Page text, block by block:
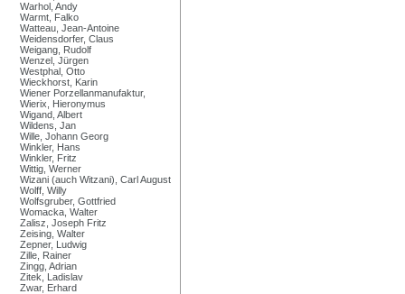
Warhol, Andy
Warmt, Falko
Watteau, Jean-Antoine
Weidensdorfer, Claus
Weigang, Rudolf
Wenzel, Jürgen
Westphal, Otto
Wieckhorst, Karin
Wiener Porzellanmanufaktur,
Wierix, Hieronymus
Wigand, Albert
Wildens, Jan
Wille, Johann Georg
Winkler, Hans
Winkler, Fritz
Wittig, Werner
Wizani (auch Witzani), Carl August
Wolff, Willy
Wolfsgruber, Gottfried
Womacka, Walter
Zalisz, Joseph Fritz
Zeising, Walter
Zepner, Ludwig
Zille, Rainer
Zingg, Adrian
Zitek, Ladislav
Zwar, Erhard